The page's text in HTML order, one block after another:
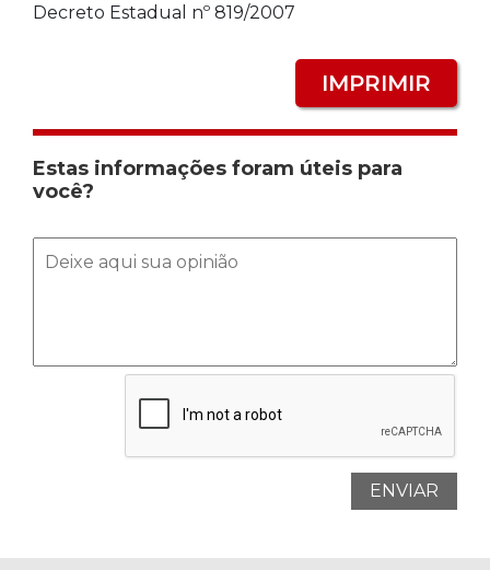
Decreto Estadual nº 819/2007
IMPRIMIR
Estas informações foram úteis para
você?
ENVIAR